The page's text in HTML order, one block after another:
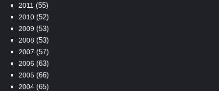
2011 (55)
2010(52)
2009 (53)
2008 (53)
2007 (57)
2006 (63)
2005(66)
2004(65)